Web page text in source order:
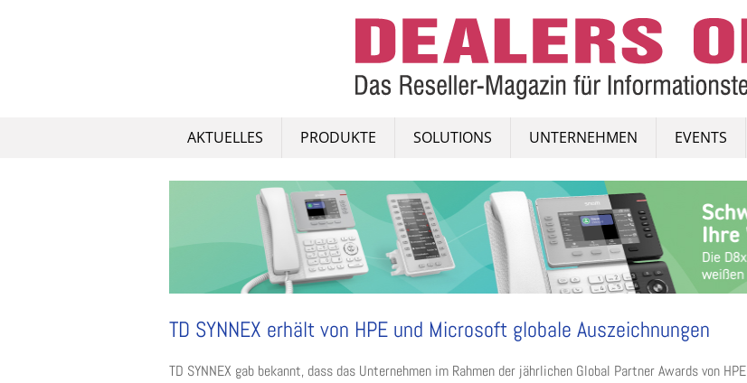
AKTUELLES PRODUKTE SOLUTIONS UNTERNEHMEN EVENTS
TD SYNNEX erhält von HPE und Microsoft globale Auszeichnungen
TD SYNNEX gab bekannt, dass das Unternehmen im Rahmen der jährlichen Global Partner Awards von HPE